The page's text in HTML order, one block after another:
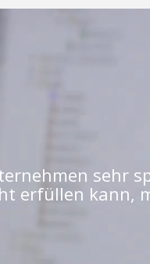
sehr
erfüllen kann,